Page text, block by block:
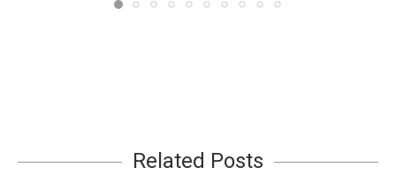
Related Posts